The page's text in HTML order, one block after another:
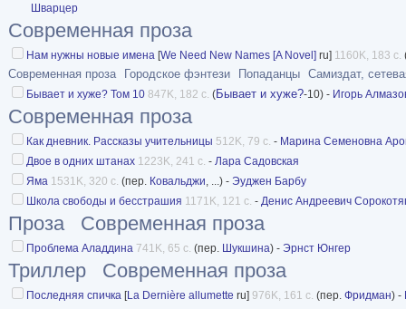
Шварцер
Современная проза
Нам нужны новые имена [We Need New Names [A Novel] ru] 1160K, 183 с.
Современная проза Городское фэнтези Попаданцы Самиздат,
Бывает и хуже? Том 10 847K, 182 с. (Бывает и хуже?-10) - Игорь
Современная проза
Как дневник. Рассказы учительницы 512K, 79 с. - Марина Семеновна
Двое в одних штанах 1223K, 241 с. - Лара Садовская
Яма 1531K, 320 с. (пер. Ковальджи, ...) - Эуджен Барбу
Школа свободы и бесстрашия 1171K, 121 с. - Денис Андреевич
Проза Современная проза
Проблема Аладдина 741K, 65 с. (пер. Шукшина) - Эрнст Юнгер
Триллер Современная проза
Последняя спичка [La Dernière allumette ru] 976K, 161 с. (пер. Фридман) -